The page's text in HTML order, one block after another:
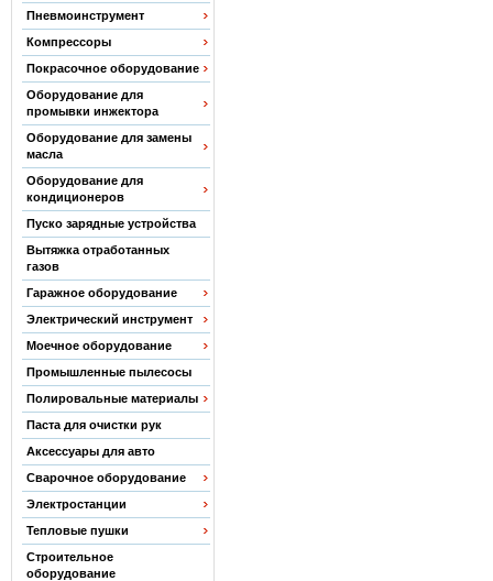
Пневмоинструмент
Компрессоры
Покрасочное оборудование
Оборудование для
промывки инжектора
Оборудование для замены
масла
Оборудование для
кондиционеров
Пуско зарядные устройства
Вытяжка отработанных
газов
Гаражное оборудование
Электрический инструмент
Моечное оборудование
Промышленные пылесосы
Полировальные материалы
Паста для очистки рук
Аксессуары для авто
Сварочное оборудование
Электростанции
Тепловые пушки
Строительное
оборудование